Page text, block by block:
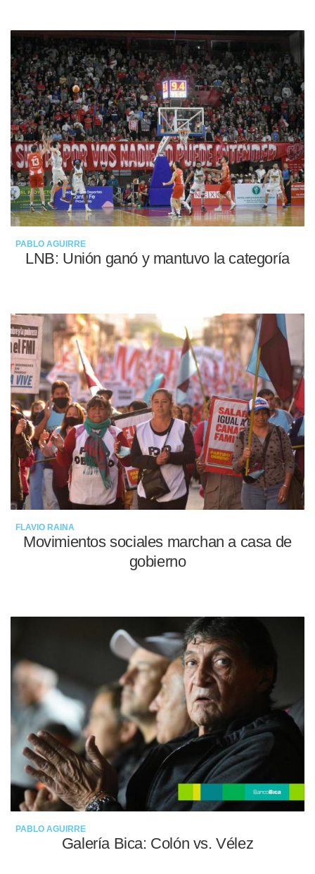
PABLO AGUIRRE
LNB: Unión ganó y mantuvo la categoría
FLAVIO RAINA
Movimientos sociales marchan a casa de
gobierno
PABLO AGUIRRE
Galería Bica: Colón vs. Vélez